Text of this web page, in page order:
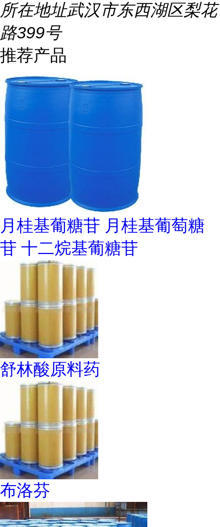
所在地址武汉市东西湖区梨花
路399号
推荐产品
月桂基葡糖苷 月桂基葡萄糖
苷 十二烷基葡糖苷
舒林酸原料药
布洛芬